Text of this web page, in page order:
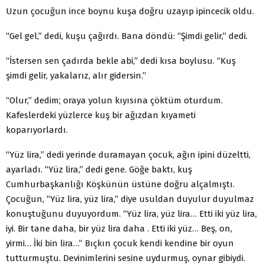
Uzun çocuğun ince boynu kuşa doğru uzayıp ipincecik oldu.
“Gel gel,” dedi, kuşu çağırdı. Bana döndü: “Şimdi gelir,” dedi.
“İstersen sen çadırda bekle abi,” dedi kısa boylusu. “Kuş
şimdi gelir, yakalarız, alır gidersin.”
“Olur,” dedim; oraya yolun kıyısına çöktüm oturdum.
Kafeslerdeki yüzlerce kuş bir ağızdan kıyameti
koparıyorlardı.
“Yüz lira,” dedi yerinde duramayan çocuk, ağın ipini düzeltti,
ayarladı. “Yüz lira,” dedi gene. Göğe baktı, kuş
Cumhurbaşkanlığı Köşkünün üstüne doğru alçalmıştı.
Çocuğun, “Yüz lira, yüz lira,” diye usuldan duyulur duyulmaz
konuştuğunu duyuyordum. “Yüz lira, yüz lira… Etti iki yüz lira,
iyi. Bir tane daha, bir yüz lira daha . Etti iki yüz… Beş, on,
yirmi… İki bin lira…” Bıçkın çocuk kendi kendine bir oyun
tutturmuştu. Devinimlerini sesine uydurmuş, oynar gibiydi.